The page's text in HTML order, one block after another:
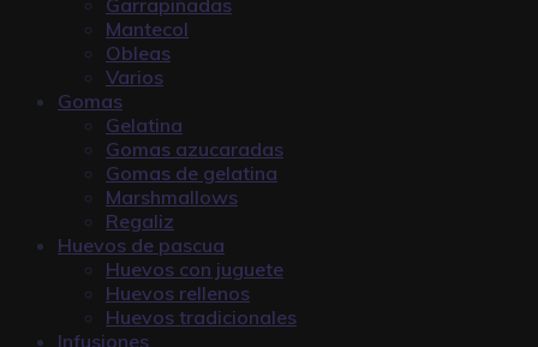
Mantecol
Obleas
Varios
Gomas
Gelatina
Gomas azucaradas
Gomas de gelatina
Marshmallows
Regaliz
Huevos de pascua
Huevos con juguete
Huevos rellenos
Huevos tradicionales
Infusiones